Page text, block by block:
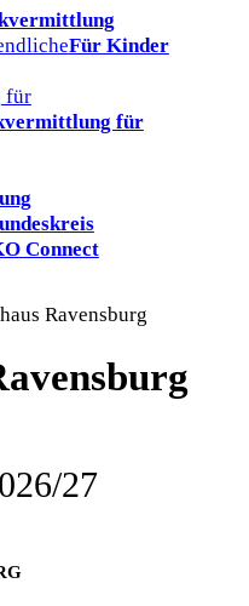
Für Kinder
für
für
Connect
27